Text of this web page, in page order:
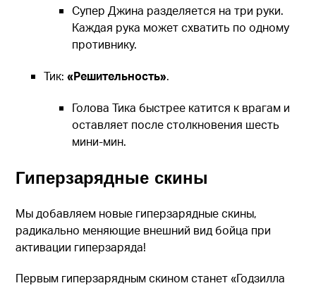
Супер Джина разделяется на три руки.
Каждая рука может схватить по одному
противнику.
Тик:«Решительность».
Голова Тика быстрее катится к врагам и
оставляет после столкновения шесть
мини-мин.
Гиперзарядные скины
Мы добавляем новые гиперзарядные скины,
радикально меняющие внешний вид бойца при
активации гиперзаряда!
Первым гиперзарядным скином станет «Годзилла